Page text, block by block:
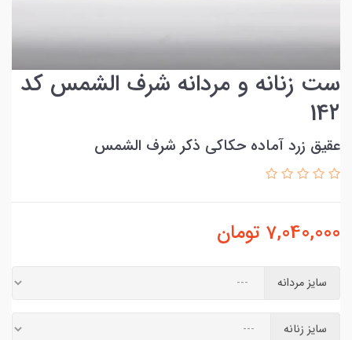
ست زنانه و مردانه شرف الشمس کد
14۲
عقیق زرد آماده حکاکی ذکر شرف الشمس
7,040,000 تومان
سایز مردانه
سایز زنانه